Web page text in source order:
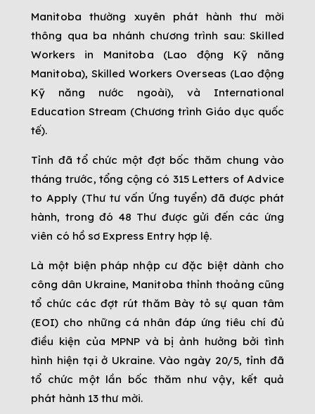
Manitoba thường xuyên phát hành thư mời
thông qua ba nhánh chương trình sau: Skilled
Workers in Manitoba (Lao động Kỹ năng
Manitoba), Skilled Workers Overseas (Lao động
Kỹ năng nước ngoài), và International
Education Stream (Chương trình Giáo dục quốc
tế).
Tỉnh đã tổ chức một đợt bốc thăm chung vào
tháng trước, tổng cộng có 315 Letters of Advice
to Apply (Thư tư vấn Ứng tuyển) đã được phát
hành, trong đó 48 Thư được gửi đến các ứng
viên có hồ sơ Express Entry hợp lệ.
Là một biện pháp nhập cư đặc biệt dành cho
công dân Ukraine, Manitoba thỉnh thoảng cũng
tổ chức các đợt rút thăm Bày tỏ sự quan tâm
(EOI) cho những cá nhân đáp ứng tiêu chí đủ
điều kiện của MPNP và bị ảnh hưởng bởi tình
hình hiện tại ở Ukraine. Vào ngày 20/5, tỉnh đã
tổ chức một lần bốc thăm như vậy, kết quả
phát hành 13 thư mời.